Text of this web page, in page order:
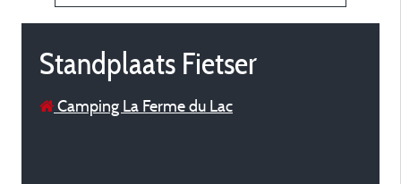
Standplaats Fietser
Camping La Ferme du Lac